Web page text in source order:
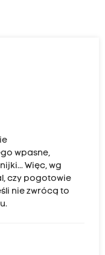
wpasne,
Więc, wg
czy pogotowie
nie zwrócą to